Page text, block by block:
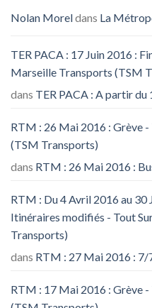
Nolan Moreldans La
TER PACA : 17 Juin 2016 :
Marseille Transports (TSM
dans TER PACA : A partir du
RTM : 26 Mai 2016 : Grève
(TSM Transports)
dans RTM : 26 Mai 2016 :
RTM : Du 4 Avril 2016 au 30
Itinéraires modifiés - Tout
Transports)
dans RTM : 27 Mai 2016 :
RTM : 17 Mai 2016 : Grève